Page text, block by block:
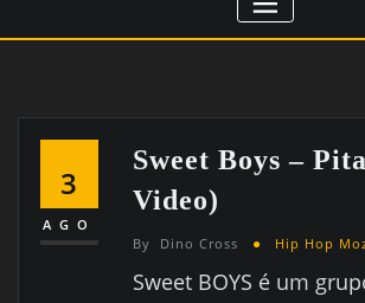
3
AGO
Sweet Boys –
Video)
By Dino Cross Hip Hop
Sweet BOYS é um